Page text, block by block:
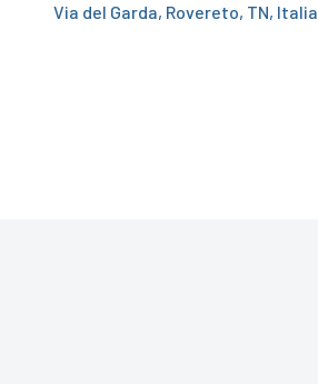
Via del Garda, Rovereto, TN, Italia